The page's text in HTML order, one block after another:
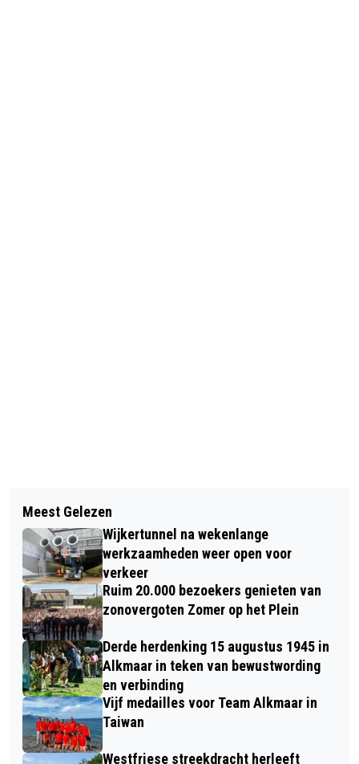
SWAP DE HELE RATAPLAN VOOR
NOPPES TIJDENS WINTERKLEDING-
RUILDAG
TWEE AUTO'S IN VLAMMEN OP BIJ
AUTOBRAND HEERHUGOWAARD
Meest Gelezen
Wijkertunnel na wekenlange
werkzaamheden weer open voor
verkeer
Ruim 20.000 bezoekers genieten van
zonovergoten Zomer op het Plein
Derde herdenking 15 augustus 1945 in
Alkmaar in teken van bewustwording
en verbinding
Vijf medailles voor Team Alkmaar in
Taiwan
Westfriese streekdracht herleeft